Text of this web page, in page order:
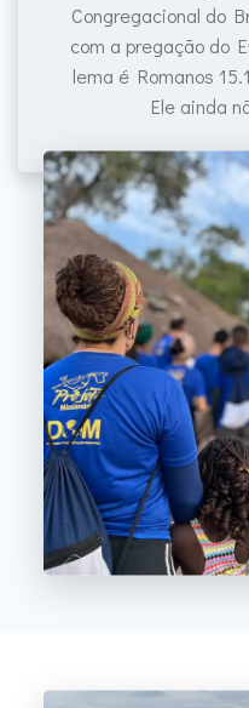
Congregacional do
com a pregação do
lema é Romanos
Ele ainda